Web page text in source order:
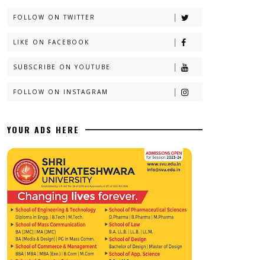
FOLLOW ON TWITTER
LIKE ON FACEBOOK
SUBSCRIBE ON YOUTUBE
FOLLOW ON INSTAGRAM
YOUR ADS HERE